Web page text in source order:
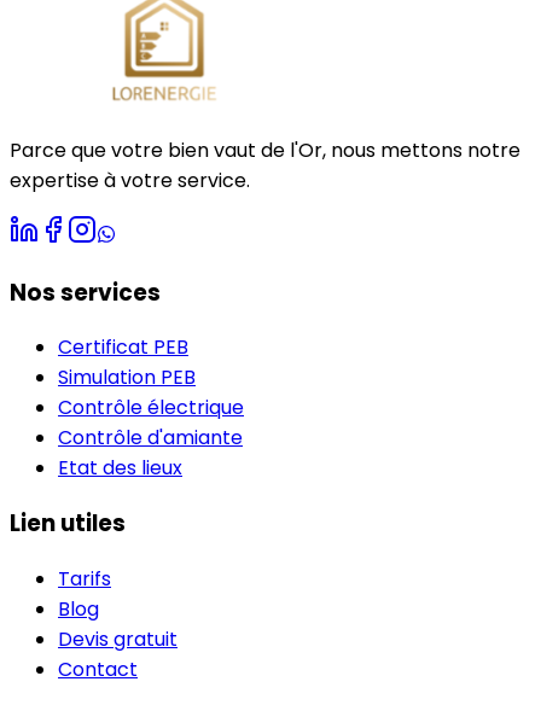
Parce que votre bien vaut de l'Or, nous mettons notre
expertise à votre service.
Nos services
Certificat PEB
Simulation PEB
Contrôle électrique
Contrôle d'amiante
Etat des lieux
Lien utiles
Tarifs
Blog
Devis gratuit
Contact